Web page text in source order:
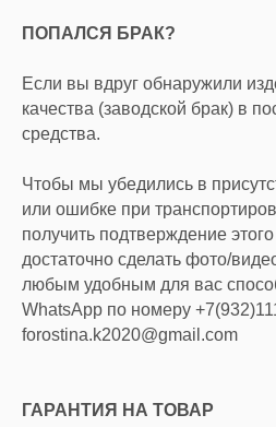
ПОПАЛСЯ БРАК?
Если вы вдруг обнаружили
качества (заводской брак) в
средства.
Чтобы мы убедились в
или ошибке при
получить подтверждение
достаточно сделать фото/
любым удобным для вас
WhatsApp по номеру
forostina.k2020@gmail.com
ГАРАНТИЯ НА ТОВАР